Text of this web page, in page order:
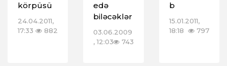
körpüsü
24.04.2011,
17:33
882
edə
biləcəklər
03.06.2009
, 12:03
743
b
15.01.2011,
18:18
797